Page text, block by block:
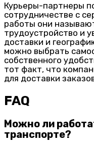
Курьеры-партнеры
сотрудничестве с
работы они
трудоустройство и
доставки и
можно выбрать
собственного
тот факт, что
для доставки
FAQ
Можно ли
транспорте?